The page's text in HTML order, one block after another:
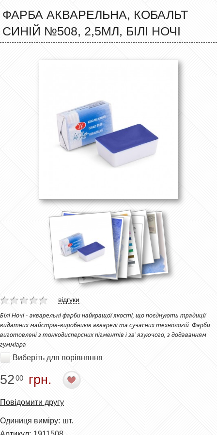
ФАРБА АКВАРЕЛЬНА, КОБАЛЬТ
СИНІЙ №508, 2,5МЛ, БІЛІ НОЧІ
відгуки
Білі Ночі - акварельні фарби найкращої якості, що поєднують традиції
видатних майстрів-виробників акварелі та сучасних технологій. Фарби
виготовлені з тонкодисперсних пігментів і зв`язуючого, з додаванням
гумміара
Виберіть для порівняння
5200 грн.
Повідомити другу
Одиниця виміру: шт.